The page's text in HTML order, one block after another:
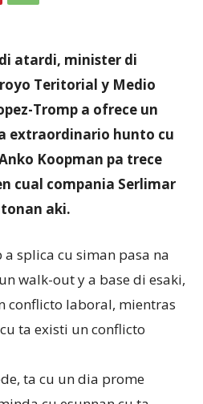
atardi, minister di
Teritorial y Medio
Tromp a ofrece un
extraordinario hunto cu
Koopman pa trece
cual compania Serlimar
aki.
splica cu siman pasa na
walk-out y a base di esaki,
conflicto laboral, mientras
ta existi un conflicto
ta cu un dia prome